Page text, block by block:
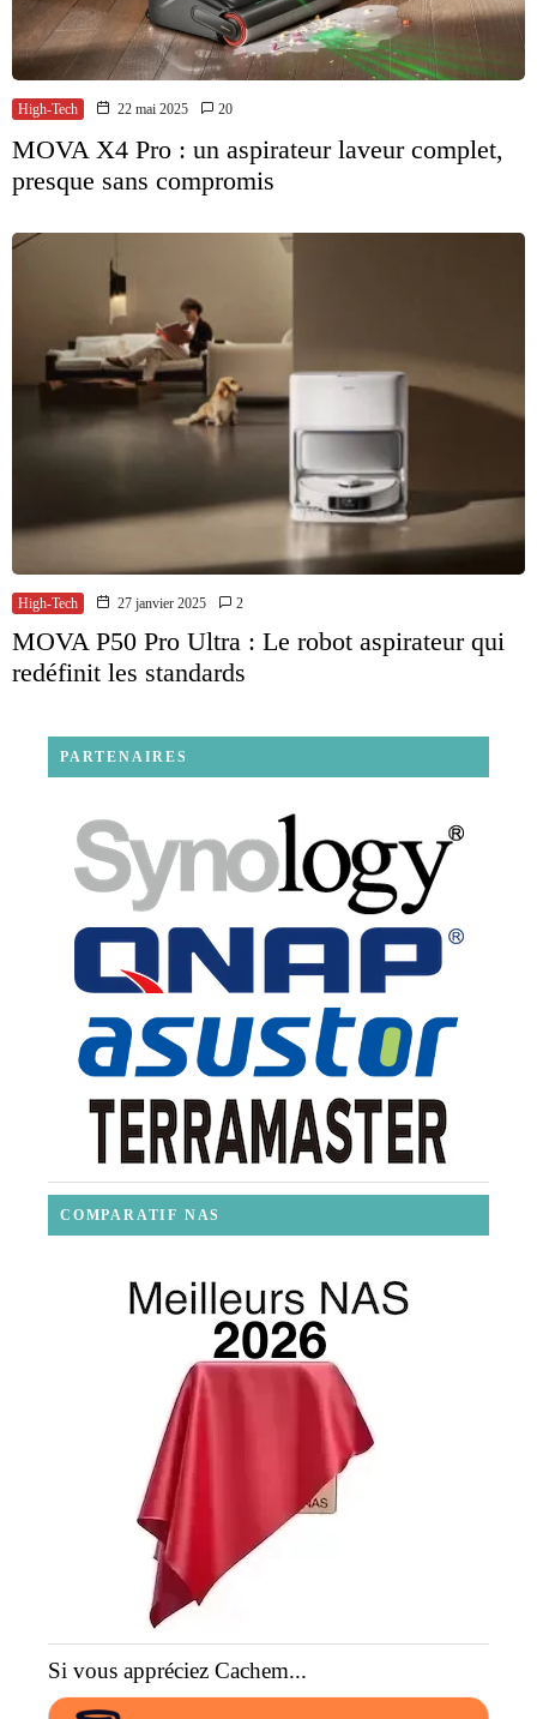
High-Tech 22 mai 2025 20
MOVA X4 Pro : un aspirateur laveur complet,
presque sans compromis
High-Tech 27 janvier 2025 2
MOVA P50 Pro Ultra : Le robot aspirateur qui
redéfinit les standards
PARTENAIRES
COMPARATIF NAS
Si vous appréciez Cachem...